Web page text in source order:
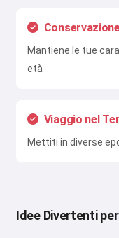
Mantiene le tue
età
Viaggio nel
Mettiti in diverse
Idee Divertenti